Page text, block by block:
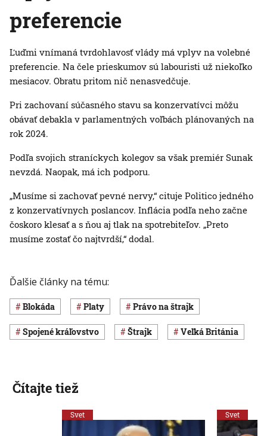
preferencie
Ľuďmi vnímaná tvrdohlavosť vlády má vplyv na volebné
preferencie. Na čele prieskumov sú labouristi už niekoľko
mesiacov. Obratu pritom nič nenasvedčuje.
Pri zachovaní súčasného stavu sa konzervatívci môžu
obávať debakla v parlamentných voľbách plánovaných na
rok 2024.
Podľa svojich straníckych kolegov sa však premiér Sunak
nevzdá. Naopak, má ich podporu.
„Musíme si zachovať pevné nervy,“ cituje Politico jedného
z konzervatívnych poslancov. Inflácia podľa neho začne
čoskoro klesať a s ňou aj tlak na spotrebiteľov. „Preto
musíme zostať čo najtvrdší,“ dodal.
Ďalšie články na tému:
blokáda platy právo na štrajk
Spojené kráľovstvo štrajk Veľká Británia
Čítajte tiež
Svet Svet